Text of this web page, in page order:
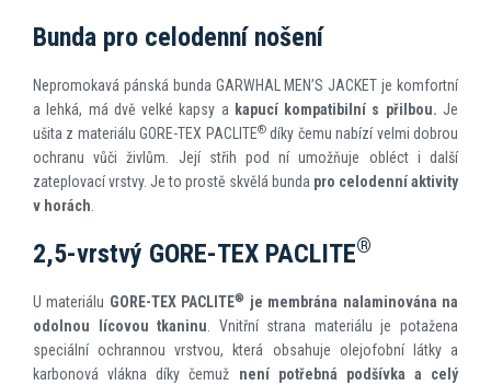
Bunda pro celodenní nošení
Nepromokavá pánská bunda GARWHAL MEN’S JACKET je komfortní
a lehká, má dvě velké kapsy a kapucí kompatibilní s přilbou. Je
ušita z materiálu GORE-TEX PACLITE®díky čemu nabízí velmi dobrou
ochranu vůči živlům. Její střih pod ní umožňuje obléct i další
zateplovací vrstvy. Je to prostě skvělá bunda pro celodenní aktivity
v horách.
2,5-vrstvý GORE-TEX PACLITE®
U materiálu GORE-TEX PACLITE® je membrána nalaminována na
odolnou lícovou tkaninu . Vnitřní strana materiálu je potažena
speciální ochrannou vrstvou, která obsahuje olejofobní látky a
karbonová vlákna díky čemuž není potřebná podšívka a celý